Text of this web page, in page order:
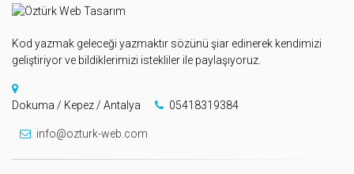
Kod yazmak geleceği yazmaktır sözünü şiar edinerek kendimizi
geliştiriyor ve bildiklerimizi istekliler ile paylaşıyoruz.
Dokuma / Kepez / Antalya 05418319384
info@ozturk-web.com